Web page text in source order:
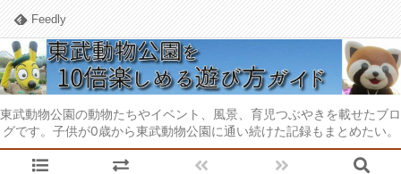
東武動物公園の動物たちやイベント、風景、育児つぶやきを載せたブロ
グです。子供が0歳から東武動物公園に通い続けた記録もまとめたい。
Feedly